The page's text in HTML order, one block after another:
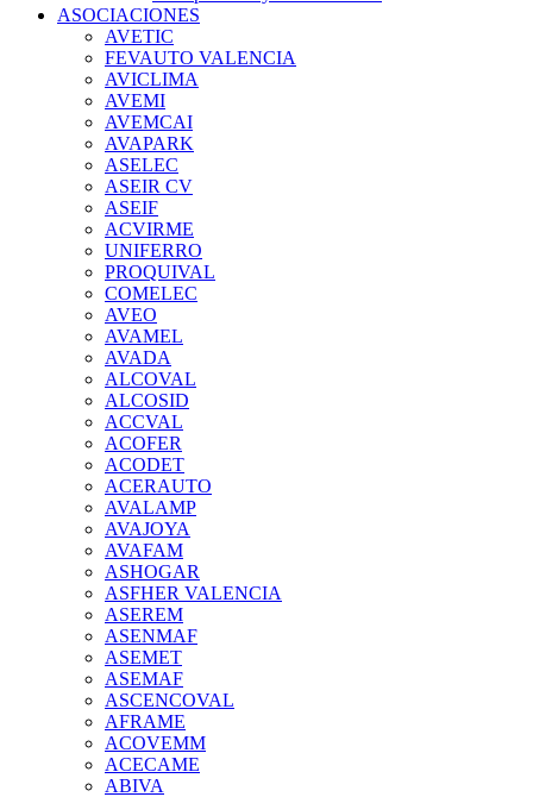
ASOCIACIONES
AVETIC
FEVAUTO VALENCIA
AVICLIMA
AVEMI
AVEMCAI
AVAPARK
ASELEC
ASEIR CV
ASEIF
ACVIRME
UNIFERRO
PROQUIVAL
COMELEC
AVEO
AVAMEL
AVADA
ALCOVAL
ALCOSID
ACCVAL
ACOFER
ACODET
ACERAUTO
AVALAMP
AVAJOYA
AVAFAM
ASHOGAR
ASFHER VALENCIA
ASEREM
ASENMAF
ASEMET
ASEMAF
ASCENCOVAL
AFRAME
ACOVEMM
ACECAME
ABIVA